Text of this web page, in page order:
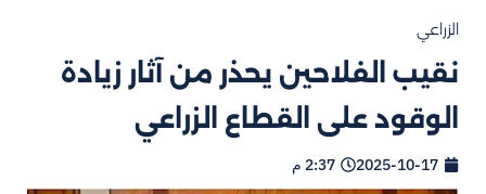
الزراعي
نقيب الفلاحين يحذر من آثار زيادة
الوقود على القطاع الزراعي
2025-10-17 2:37 م